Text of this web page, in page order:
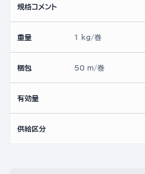
規格コメント
重量 1 kg/巻
梱包 50 m/巻
有効量
供給区分